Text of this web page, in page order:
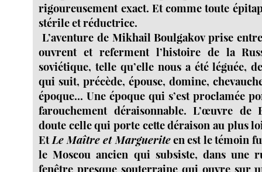
rigoureusement exact. Et comme toute
stérile et réductrice.
L’aventure de Mikhail Boulgakov prise
ouvrent et referment l’histoire de la
soviétique, telle qu’elle nous a été léguée,
qui suit, précède, épouse, domine,
époque... Une époque qui s’est proclamée
farouchement déraisonnable. L’œuvre de
doute celle qui porte cette déraison au plus
EtLe Maître et Margueriteen est le témoin
le Moscou ancien qui subsiste, dans une
fenêtre presque souterraine qui ouvre sur